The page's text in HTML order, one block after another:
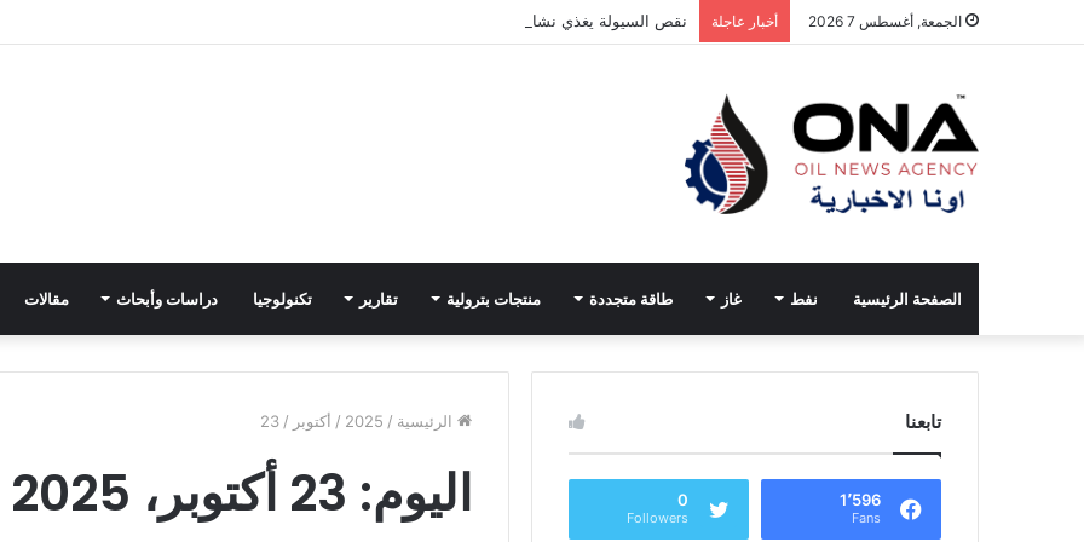
الجمعة, أغسطس 7 2026 أخبار عاجلة نقص السيولة يغذي نشاط التزوير في إيران وسط تدهور اقتصادي حاد
الصفحة الرئيسية نفط غاز طاقة متجددة منتجات بترولية تقارير تكنولوجيا دراسات وأبحاث مقالات
الرئيسية /
2025
/ أكتوبر /
23
اليوم: 23 أكتوبر، 2025
تابعنا
1٬596
Fans
0
Followers